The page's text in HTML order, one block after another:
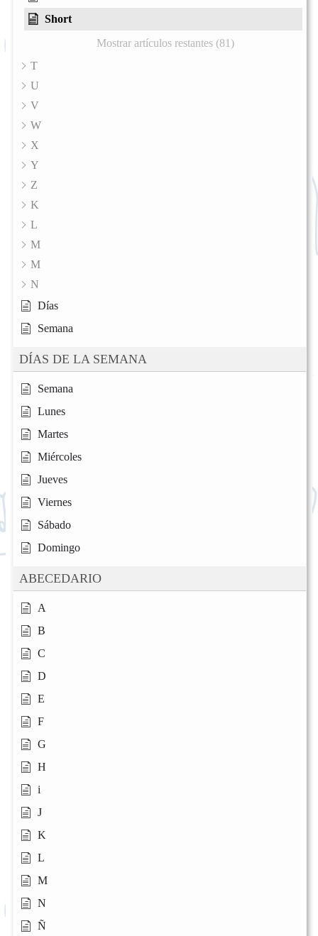
Short
Mostrar artículos restantes (81)
T
U
V
W
X
Y
Z
K
L
M
M
N
Días
Semana
DÍAS DE LA SEMANA
Semana
Lunes
Martes
Miércoles
Jueves
Viernes
Sábado
Domingo
ABECEDARIO
A
B
C
D
E
F
G
H
i
J
K
L
M
N
Ñ